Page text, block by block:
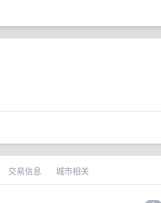
交易信息 城市相关